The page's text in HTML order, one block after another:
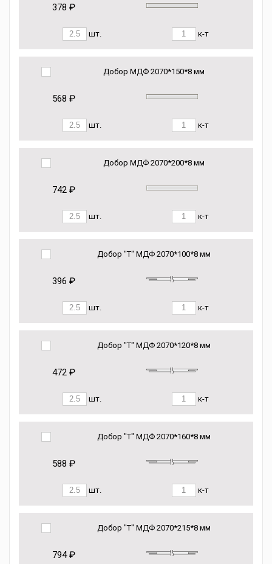
378 ₽
шт. к-т
Добор МДФ 2070*150*8 мм
568 ₽
шт. к-т
Добор МДФ 2070*200*8 мм
742 ₽
шт. к-т
Добор "Т" МДФ 2070*100*8 мм
396 ₽
шт. к-т
Добор "Т" МДФ 2070*120*8 мм
472 ₽
шт. к-т
Добор "Т" МДФ 2070*160*8 мм
588 ₽
шт. к-т
Добор "Т" МДФ 2070*215*8 мм
794 ₽